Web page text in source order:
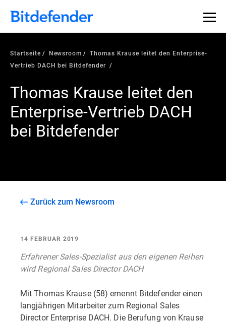
Startseite Newsroom
Thomas Krause leitet den Enterprise-
Vertrieb DACH bei Bitdefender
Thomas Krause leitet den
Enterprise-Vertrieb DACH
bei Bitdefender
Zurück zum Newsroom
14 FEBRUAR 2019
Erfahrener Sales-Spezialist aus den eigenen Reihen
wird Regional Sales Director DACH
Mit Thomas Krause (58) ernennt Bitdefender einen
langjährigen Mitarbeiter zum Regional Sales
Director Enterprise DACH. Die Berufung von Krause